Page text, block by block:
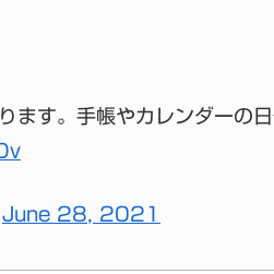
す。手帳やカレンダーの日
June 28, 2021